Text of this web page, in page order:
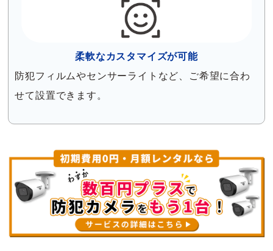
柔軟なカスタマイズが可能
防犯フィルムやセンサーライトなど、ご希望に合わ
せて設置できます。